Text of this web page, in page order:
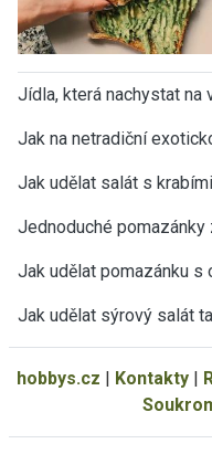
Jídla, která nachystat
Jak na netradiční
Jak udělat salát s
Jednoduché
Jak udělat pomazánku
Jak udělat sýrový salát
hobbys.cz | Kontakty |